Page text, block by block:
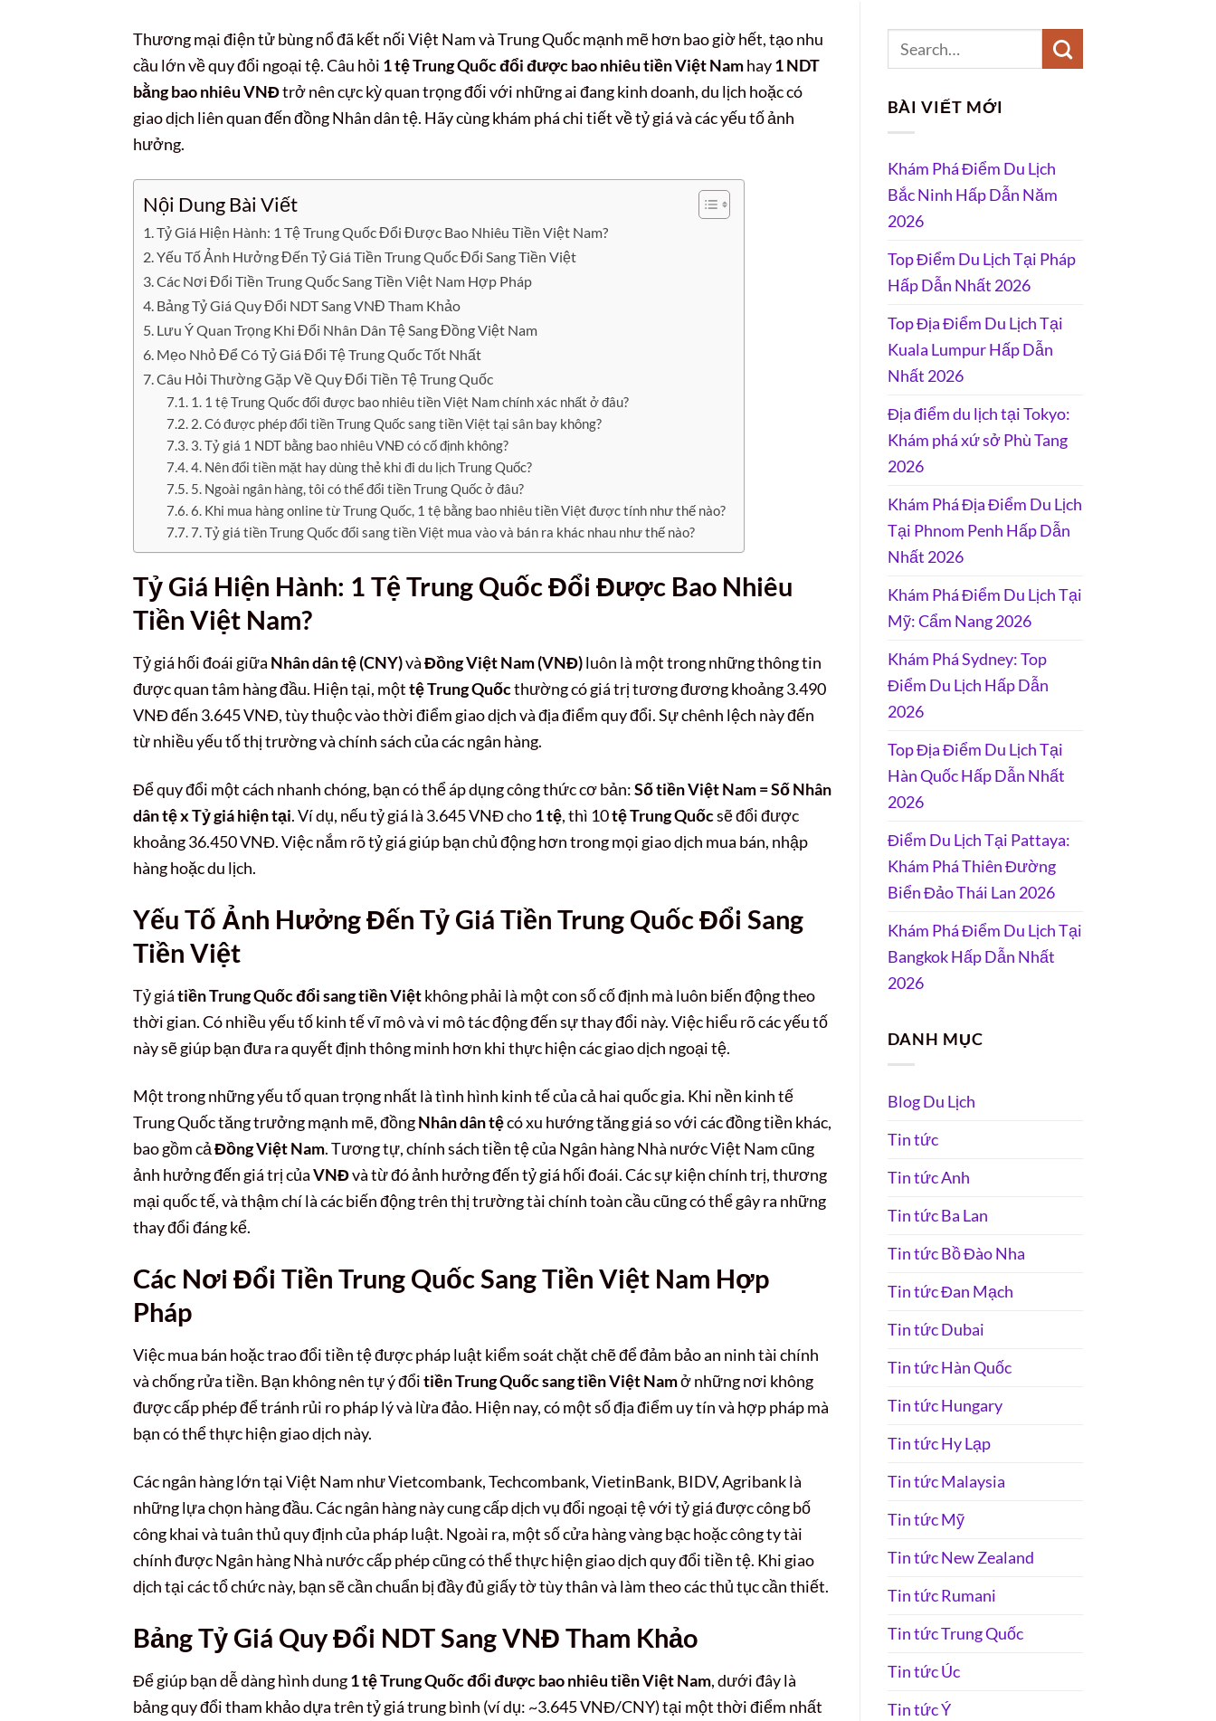
Thương mại điện tử bùng nổ đã kết nối Việt Nam và Trung Quốc mạnh mẽ hơn bao giờ hết, tạo nhu
cầu lớn về quy đổi ngoại tệ. Câu hỏi 1 tệ Trung Quốc đổi được bao nhiêu tiền Việt Namhay1 NDT
bằng bao nhiêu VNĐtrở nên cực kỳ quan trọng đối với những ai đang kinh doanh, du lịch hoặc có
giao dịch liên quan đến đồng Nhân dân tệ. Hãy cùng khám phá chi tiết về tỷ giá và các yếu tố ảnh
hưởng.
Nội Dung Bài Viết
Tỷ Giá Hiện Hành: 1 Tệ Trung Quốc Đổi Được Bao Nhiêu Tiền Việt Nam?
Yếu Tố Ảnh Hưởng Đến Tỷ Giá Tiền Trung Quốc Đổi Sang Tiền Việt
Các Nơi Đổi Tiền Trung Quốc Sang Tiền Việt Nam Hợp Pháp
Bảng Tỷ Giá Quy Đổi NDT Sang VNĐ Tham Khảo
Lưu Ý Quan Trọng Khi Đổi Nhân Dân Tệ Sang Đồng Việt Nam
Mẹo Nhỏ Để Có Tỷ Giá Đổi Tệ Trung Quốc Tốt Nhất
Câu Hỏi Thường Gặp Về Quy Đổi Tiền Tệ Trung Quốc
1. 1 tệ Trung Quốc đổi được bao nhiêu tiền Việt Nam chính xác nhất ở đâu?
2. Có được phép đổi tiền Trung Quốc sang tiền Việt tại sân bay không?
3. Tỷ giá 1 NDT bằng bao nhiêu VNĐ có cố định không?
4. Nên đổi tiền mặt hay dùng thẻ khi đi du lịch Trung Quốc?
5. Ngoài ngân hàng, tôi có thể đổi tiền Trung Quốc ở đâu?
6. Khi mua hàng online từ Trung Quốc, 1 tệ bằng bao nhiêu tiền Việt được tính như thế nào?
7. Tỷ giá tiền Trung Quốc đổi sang tiền Việt mua vào và bán ra khác nhau như thế nào?
Tỷ Giá Hiện Hành: 1 Tệ Trung Quốc Đổi Được Bao Nhiêu
Tiền Việt Nam?
Tỷ giá hối đoái giữa Nhân dân tệ (CNY)vàĐồng Việt Nam (VNĐ)luôn là một trong những thông tin
được quan tâm hàng đầu. Hiện tại, mộttệ Trung Quốcthường có giá trị tương đương khoảng 3.490
VNĐ đến 3.645 VNĐ, tùy thuộc vào thời điểm giao dịch và địa điểm quy đổi. Sự chênh lệch này đến
từ nhiều yếu tố thị trường và chính sách của các ngân hàng.
Để quy đổi một cách nhanh chóng, bạn có thể áp dụng công thức cơ bản:Số tiền Việt Nam = Số Nhân
dân tệ x Tỷ giá hiện tại. Ví dụ, nếu tỷ giá là 3.645 VNĐ cho1 tệ, thì 10tệ Trung Quốcsẽ đổi được
khoảng 36.450 VNĐ. Việc nắm rõ tỷ giá giúp bạn chủ động hơn trong mọi giao dịch mua bán, nhập
hàng hoặc du lịch.
Yếu Tố Ảnh Hưởng Đến Tỷ Giá Tiền Trung Quốc Đổi Sang
Tiền Việt
Tỷ giátiền Trung Quốc đổi sang tiền Việtkhông phải là một con số cố định mà luôn biến động theo
thời gian. Có nhiều yếu tố kinh tế vĩ mô và vi mô tác động đến sự thay đổi này. Việc hiểu rõ các yếu tố
này sẽ giúp bạn đưa ra quyết định thông minh hơn khi thực hiện các giao dịch ngoại tệ.
Một trong những yếu tố quan trọng nhất là tình hình kinh tế của cả hai quốc gia. Khi nền kinh tế
Trung Quốc tăng trưởng mạnh mẽ, đồngNhân dân tệcó xu hướng tăng giá so với các đồng tiền khác,
bao gồm cảĐồng Việt Nam. Tương tự, chính sách tiền tệ của Ngân hàng Nhà nước Việt Nam cũng
ảnh hưởng đến giá trị củaVNĐvà từ đó ảnh hưởng đến tỷ giá hối đoái. Các sự kiện chính trị, thương
mại quốc tế, và thậm chí là các biến động trên thị trường tài chính toàn cầu cũng có thể gây ra những
thay đổi đáng kể.
Các Nơi Đổi Tiền Trung Quốc Sang Tiền Việt Nam Hợp
Pháp
Việc mua bán hoặc trao đổi tiền tệ được pháp luật kiểm soát chặt chẽ để đảm bảo an ninh tài chính
và chống rửa tiền. Bạn không nên tự ý đổitiền Trung Quốc sang tiền Việt Namở những nơi không
được cấp phép để tránh rủi ro pháp lý và lừa đảo. Hiện nay, có một số địa điểm uy tín và hợp pháp mà
bạn có thể thực hiện giao dịch này.
Các ngân hàng lớn tại Việt Nam như Vietcombank, Techcombank, VietinBank, BIDV, Agribank là
những lựa chọn hàng đầu. Các ngân hàng này cung cấp dịch vụ đổi ngoại tệ với tỷ giá được công bố
công khai và tuân thủ quy định của pháp luật. Ngoài ra, một số cửa hàng vàng bạc hoặc công ty tài
chính được Ngân hàng Nhà nước cấp phép cũng có thể thực hiện giao dịch quy đổi tiền tệ. Khi giao
dịch tại các tổ chức này, bạn sẽ cần chuẩn bị đầy đủ giấy tờ tùy thân và làm theo các thủ tục cần thiết.
Bảng Tỷ Giá Quy Đổi NDT Sang VNĐ Tham Khảo
Để giúp bạn dễ dàng hình dung1 tệ Trung Quốc đổi được bao nhiêu tiền Việt Nam, dưới đây là
bảng quy đổi tham khảo dựa trên tỷ giá trung bình (ví dụ: ~3.645 VNĐ/CNY) tại một thời điểm nhất
BÀI VIẾT MỚI
Khám Phá Điểm Du Lịch
Bắc Ninh Hấp Dẫn Năm
2026
Top Điểm Du Lịch Tại Pháp
Hấp Dẫn Nhất 2026
Top Địa Điểm Du Lịch Tại
Kuala Lumpur Hấp Dẫn
Nhất 2026
Địa điểm du lịch tại Tokyo:
Khám phá xứ sở Phù Tang
2026
Khám Phá Địa Điểm Du Lịch
Tại Phnom Penh Hấp Dẫn
Nhất 2026
Khám Phá Điểm Du Lịch Tại
Mỹ: Cẩm Nang 2026
Khám Phá Sydney: Top
Điểm Du Lịch Hấp Dẫn
2026
Top Địa Điểm Du Lịch Tại
Hàn Quốc Hấp Dẫn Nhất
2026
Điểm Du Lịch Tại Pattaya:
Khám Phá Thiên Đường
Biển Đảo Thái Lan 2026
Khám Phá Điểm Du Lịch Tại
Bangkok Hấp Dẫn Nhất
2026
DANH MỤC
Blog Du Lịch
Tin tức
Tin tức Anh
Tin tức Ba Lan
Tin tức Bồ Đào Nha
Tin tức Đan Mạch
Tin tức Dubai
Tin tức Hàn Quốc
Tin tức Hungary
Tin tức Hy Lạp
Tin tức Malaysia
Tin tức Mỹ
Tin tức New Zealand
Tin tức Rumani
Tin tức Trung Quốc
Tin tức Úc
Tin tức Ý